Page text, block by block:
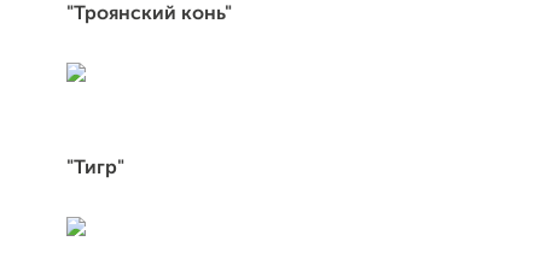
"Троянский конь"
"Тигр"